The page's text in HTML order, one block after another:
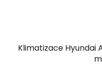
Klimatizace Hyundai